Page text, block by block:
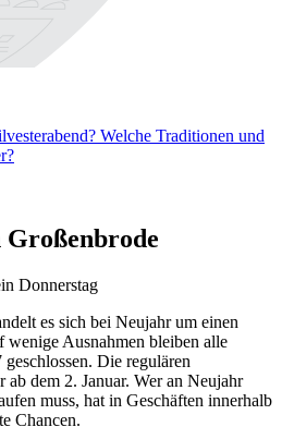
Welche Traditionen und
Großenbrode
Donnerstag
es sich bei Neujahr um einen
wenige Ausnahmen bleiben alle
Die regulären
dem 2. Januar. Wer an Neujahr
muss, hat in Geschäften innerhalb
Chancen.